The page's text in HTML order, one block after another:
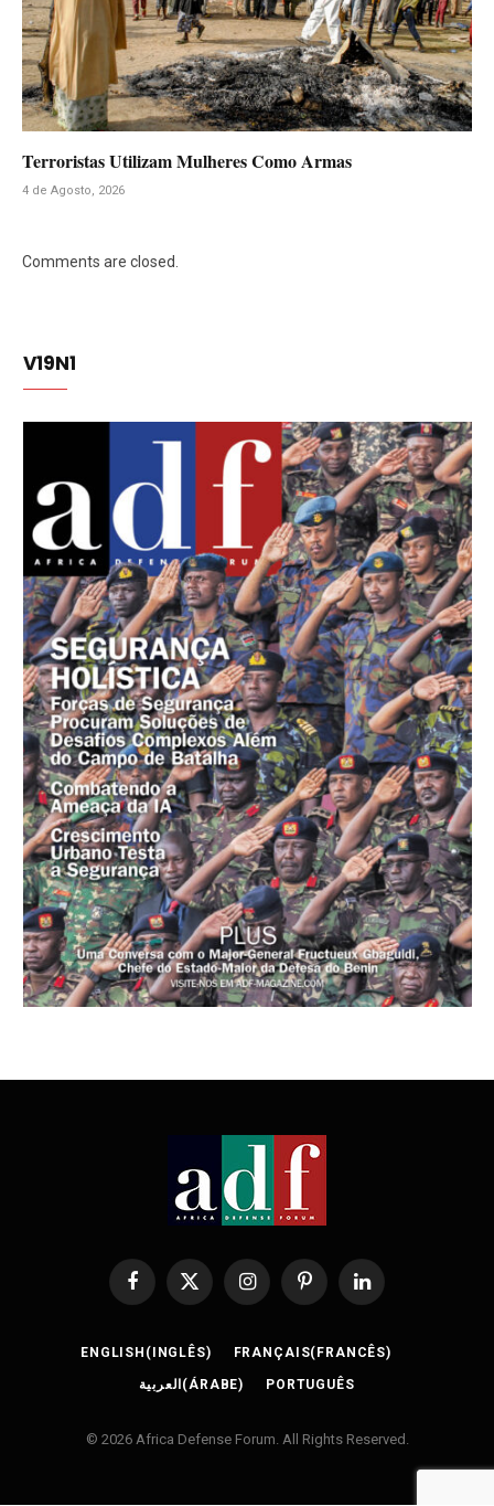
Terroristas Utilizam Mulheres Como Armas
4 de Agosto, 2026
Comments are closed.
V19N1
Facebook
X
InstagramPinterestLinkedIn
ENGLISH (INGLÊS) FRANÇAIS(FRANCÊS)
العربية(ÁRABE) PORTUGUÊS
© 2026 Africa Defense Forum. All Rights Reserved.